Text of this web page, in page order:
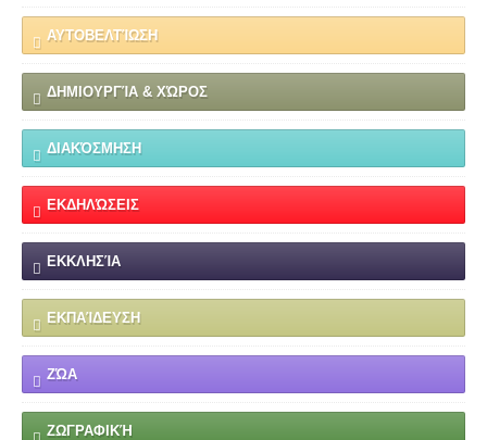
ΑΥΤΟΒΕΛΤΊΩΣΗ
ΔΗΜΙΟΥΡΓΊΑ & ΧΏΡΟΣ
ΔΙΑΚΌΣΜΗΣΗ
ΕΚΔΗΛΏΣΕΙΣ
ΕΚΚΛΗΣΊΑ
ΕΚΠΑΊΔΕΥΣΗ
ΖΏΑ
ΖΩΓΡΑΦΙΚΉ